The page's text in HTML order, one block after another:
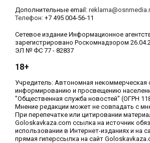
Дополнительные email:
Телефон: +7 495 004-56-11
Сетевое издание Информационное
зарегистрировано Роскомнадзором
ЭЛ № ФС 77 - 82837
18+
Учредитель: Автономная некоммерческая
информированию и просвещению
"Общественная служба новостей" (ОГРН
Мнение редакции может не совпадать с
При перепечатке или цитировании
Goloskavkaza.com ссылка на источник
использовании в Интернет-изданиях и на
прямая гиперссылка на сайт